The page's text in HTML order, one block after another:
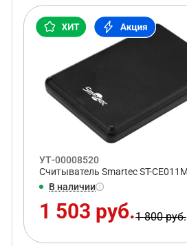
УТ-00008520
Считыватель Smartec ST-
В наличии
1 503 руб.1 800 руб.